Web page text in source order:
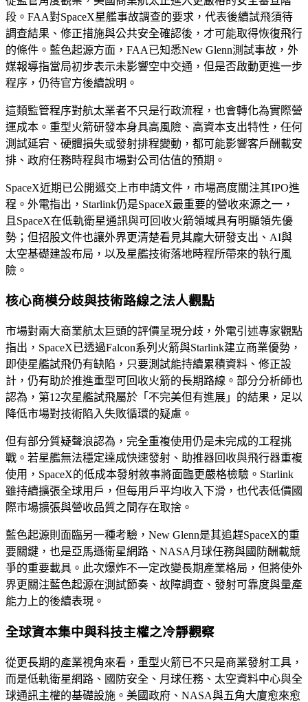
段。FAA對SpaceX星艦事故調查的要求，代表後續試飛須待
調查結果、修正措施與公共安全確認後，才可能取得恢復飛行
的條件。藍色起源方面，FAA已知悉New Glenn測試事故，外
媒報導指當局初步表示未影響空中交通，但是否啟動更進一步
程序，仍待官方後續說明。
這類監管程序對航太業者不只是行政流程，也會轉化為實際營
運成本。重型火箭研發本身具高風險、高資本支出特性，任何
測試延宕、硬體損失或發射排程變動，都可能影響客戶酬載安
排、政府任務時程與市場對公司估值的預期。
SpaceX近期已公開遞交上市申請文件，市場高度關注其IPO進
程。外電指出，Starlink仍是SpaceX最重要的營收來源之一，
且SpaceX在低軌衛星通訊與可回收火箭領域具有明顯領先優
勢；但招股文件也讓外界更清楚看見其龐大研發支出、AI與
太空基礎建設布局，以及星艦技術落地時程所帶來的執行風
險。
核心商模分歧與技術路線之法人觀點
市場對兩大商業航太巨頭的評價呈現分歧，外電引述專家觀點
指出，SpaceX已透過Falcon系列火箭與Starlink建立商業優勢，
即使星艦試飛仍有缺陷，只要測試能持續累積資料、修正設
計，仍有助於推進重型可回收火箭的長期路線。部分分析師也
認為，第12次星艦試飛屬於「不完美但有進展」的結果，足以
降低市場對技術陷入失敗循環的疑慮。
但有部分質疑聲浪認為，完全重複使用仍是未完成的工程挑
戰。若星艦無法穩定達成快速發射、助推器回收與飛行器重複
使用，SpaceX的低成本發射敘事將面臨更嚴格檢驗。Starlink
雖持續擴張全球用戶，但每用戶平均收入下滑，也代表低價國
際市場擴張與營收品質之間存在取捨。
藍色起源則面臨另一種考驗，New Glenn是其追趕SpaceX的重
要關鍵，也是亞馬遜衛星網路、NASA月球任務與國防酬載競
爭的重要載具。此次爆炸不一定改變長期產業格局，但將使外
界更關注藍色起源在測試節奏、故障調查、發射可靠度與量產
能力上的後續表現。
全球資本集中與科技主權之冷靜觀察
從更長期的產業視角來看，重型火箭已不只是商業發射工具，
而是低軌衛星網路、國防安全、月球任務、太空資料中心與全
球通訊主權的基礎設施。美國政府、NASA與五角大廈愈來愈